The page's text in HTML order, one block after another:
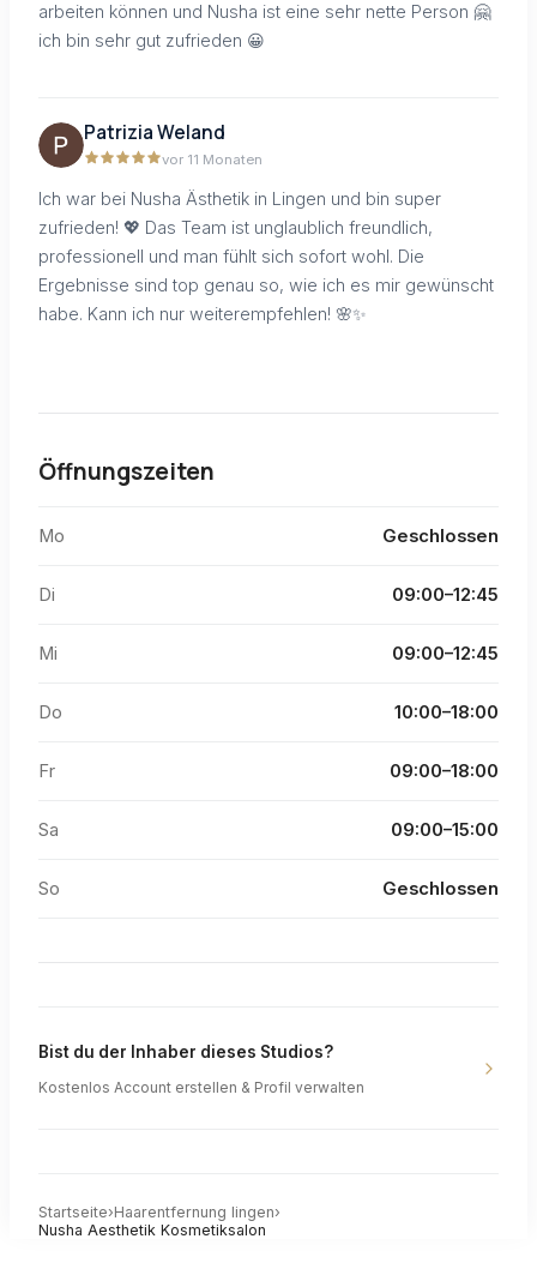
arbeiten können und Nusha ist eine sehr nette Person 🤗
ich bin sehr gut zufrieden 😀
Patrizia Weland
vor 11 Monaten
Ich war bei Nusha Ästhetik in Lingen und bin super
zufrieden! 💖 Das Team ist unglaublich freundlich,
professionell und man fühlt sich sofort wohl. Die
Ergebnisse sind top genau so, wie ich es mir gewünscht
habe. Kann ich nur weiterempfehlen! 🌸✨
Öffnungszeiten
Mo Geschlossen
Di 09:00–12:45
Mi 09:00–12:45
Do 10:00–18:00
Fr 09:00–18:00
Sa 09:00–15:00
So Geschlossen
Bist du der Inhaber dieses Studios?
Kostenlos Account erstellen & Profil verwalten
Startseite›Haarentfernung lingen›
Nusha Aesthetik Kosmetiksalon